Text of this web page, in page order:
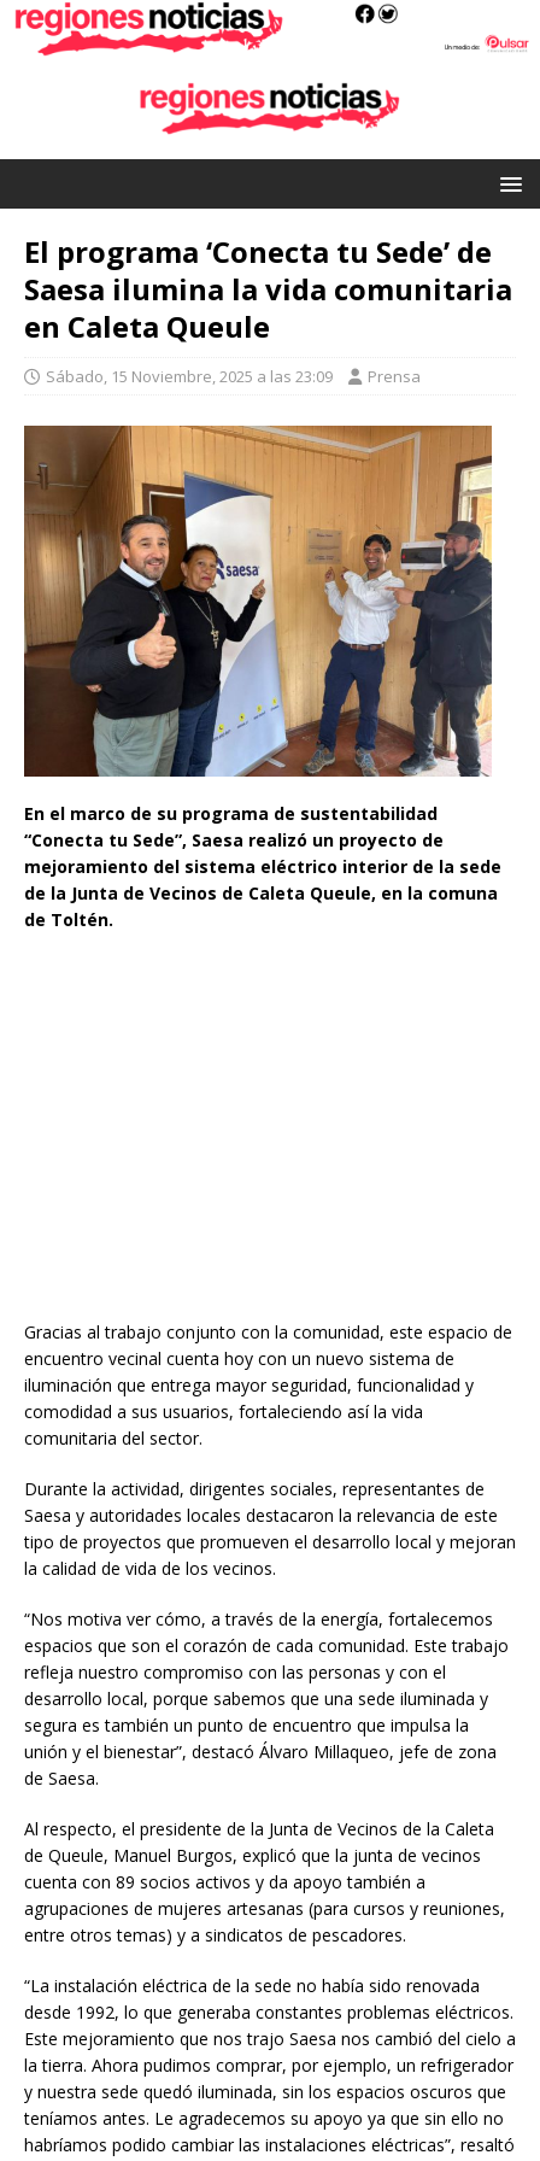
El programa ‘Conecta tu Sede’ de
Saesa ilumina la vida comunitaria
en Caleta Queule
Sábado, 15 Noviembre, 2025 a las 23:09 Prensa
En el marco de su programa de sustentabilidad
“Conecta tu Sede”, Saesa realizó un proyecto de
mejoramiento del sistema eléctrico interior de la sede
de la Junta de Vecinos de Caleta Queule, en la comuna
de Toltén.
Gracias al trabajo conjunto con la comunidad, este espacio de
encuentro vecinal cuenta hoy con un nuevo sistema de
iluminación que entrega mayor seguridad, funcionalidad y
comodidad a sus usuarios, fortaleciendo así la vida
comunitaria del sector.
Durante la actividad, dirigentes sociales, representantes de
Saesa y autoridades locales destacaron la relevancia de este
tipo de proyectos que promueven el desarrollo local y mejoran
la calidad de vida de los vecinos.
“Nos motiva ver cómo, a través de la energía, fortalecemos
espacios que son el corazón de cada comunidad. Este trabajo
refleja nuestro compromiso con las personas y con el
desarrollo local, porque sabemos que una sede iluminada y
segura es también un punto de encuentro que impulsa la
unión y el bienestar”, destacó Álvaro Millaqueo, jefe de zona
de Saesa.
Al respecto, el presidente de la Junta de Vecinos de la Caleta
de Queule, Manuel Burgos, explicó que la junta de vecinos
cuenta con 89 socios activos y da apoyo también a
agrupaciones de mujeres artesanas (para cursos y reuniones,
entre otros temas) y a sindicatos de pescadores.
“La instalación eléctrica de la sede no había sido renovada
desde 1992, lo que generaba constantes problemas eléctricos.
Este mejoramiento que nos trajo Saesa nos cambió del cielo a
la tierra. Ahora pudimos comprar, por ejemplo, un refrigerador
y nuestra sede quedó iluminada, sin los espacios oscuros que
teníamos antes. Le agradecemos su apoyo ya que sin ello no
habríamos podido cambiar las instalaciones eléctricas”, resaltó